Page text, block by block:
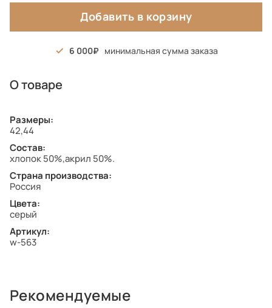
Добавить в корзину
6 000 минимальная сумма заказа
О товаре
Размеры:
42,44
Состав:
хлопок 50%,акрил 50%.
Страна производства:
Россия
Цвета:
серый
Артикул:
w-563
Рекомендуемые